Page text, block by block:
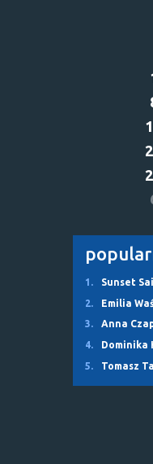
1. Sunset
2.
Emilia
3.
Anna
4.
Dominika
5.
Tomasz